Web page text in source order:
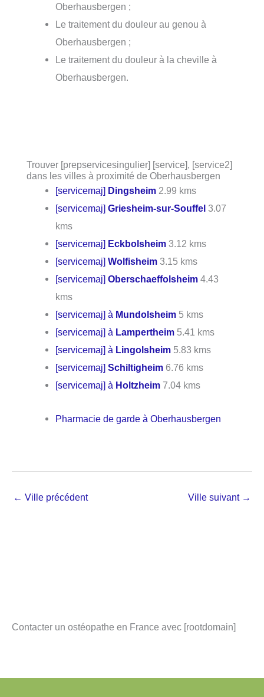
Oberhausbergen ;
Le traitement du douleur au genou à
Oberhausbergen ;
Le traitement du douleur à la cheville à
Oberhausbergen.
Trouver [prepservicesingulier] [service], [service2]
dans les villes à proximité de Oberhausbergen
[servicemaj] Dingsheim 2.99 kms
[servicemaj]Griesheim-sur-Souffel 3.07
kms
[servicemaj] Eckbolsheim 3.12 kms
[servicemaj]Wolfisheim 3.15 kms
[servicemaj]Oberschaeffolsheim 4.43
kms
[servicemaj] à Mundolsheim 5 kms
[servicemaj] à Lampertheim 5.41 kms
[servicemaj] à Lingolsheim 5.83 kms
[servicemaj]Schiltigheim 6.76 kms
[servicemaj] à Holtzheim 7.04 kms
Pharmacie de garde à Oberhausbergen
← Ville précédent Ville suivant →
Contacter un ostéopathe en France avec [rootdomain]